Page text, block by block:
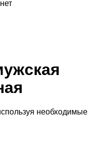
необходимые